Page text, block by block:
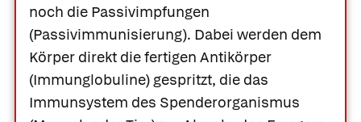
noch die Passivimpfungen
(Passivimmunisierung). Dabei werden dem
Körper direkt die fertigen Antikörper
(Immunglobuline) gespritzt, die das
Immunsystem des Spenderorganismus